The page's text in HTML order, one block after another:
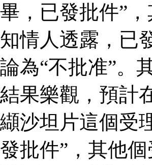
畢，已發批件”
知情人透露，已
論為“不批准”。
結果樂觀，預計
纈沙坦片這個受
發批件”，其他